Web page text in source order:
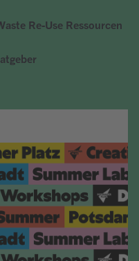
Re-Use Ressourcen